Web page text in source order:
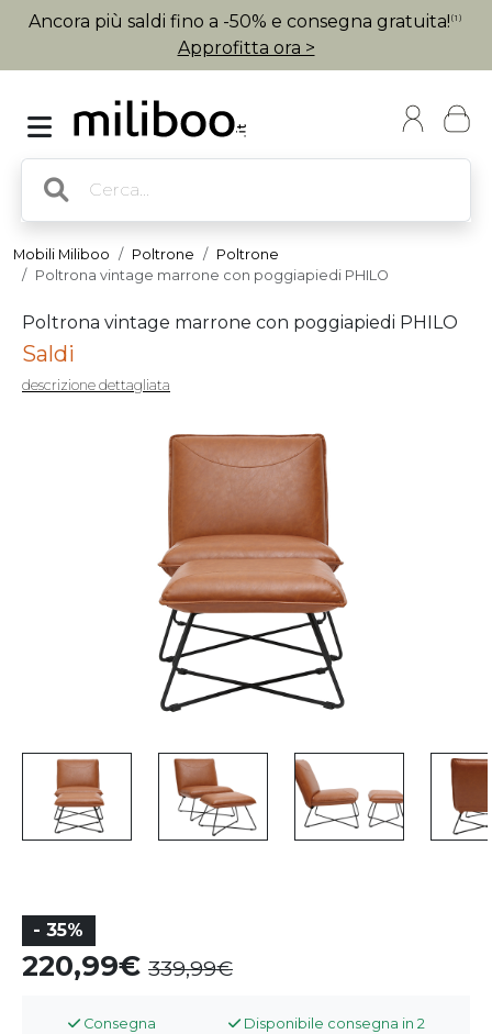
Ancora più saldi fino a -50% e consegna gratuita! (1)
Approfitta ora >
Mobili Miliboo Poltrone
Poltrone
Poltrona vintage marrone con poggiapiedi PHILO
Poltrona vintage marrone con poggiapiedi PHILO
Saldi
descrizione dettagliata
- 35%
220,99 339,99
Consegna
Disponibile consegna in 2